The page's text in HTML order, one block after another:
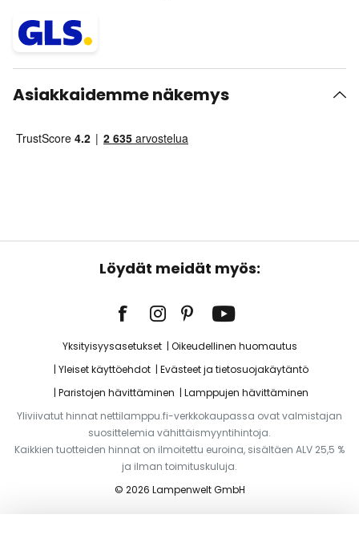
Asiakkaidemme näkemys
Löydät meidät myös:
Yksityisyysasetukset
Oikeudellinen huomautus
Yleiset käyttöehdot
Evästeet ja tietosuojakäytäntö
Paristojen hävittäminen
Lamppujen hävittäminen
Yliviivatut hinnat nettilamppu.fi-verkkokaupassa ovat valmistajan
suosittelemia vähittäismyyntihintoja.
Kaikkien tuotteiden hinnat on ilmoitettu euroina, sisältäen ALV 25,5 %
ja ilman toimituskuluja.
© 2026 Lampenwelt GmbH